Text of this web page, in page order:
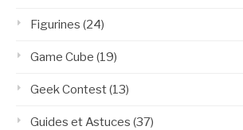
Figurines (24)
Game Cube (19)
Geek Contest(13)
Guides et Astuces (37)